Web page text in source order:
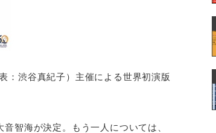
：渋谷真紀子）主催による世界初演版
智海が決定。もう一人については、